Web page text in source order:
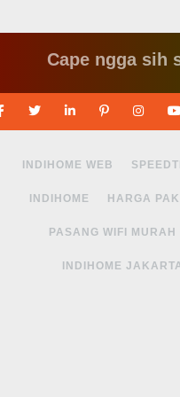
Cape ngga sih
FacebookTwitter LinkedinPinterest
INDIHOME WEB
INDIHOME HARGA
PASANG WIFI MURAH
INDIHOME